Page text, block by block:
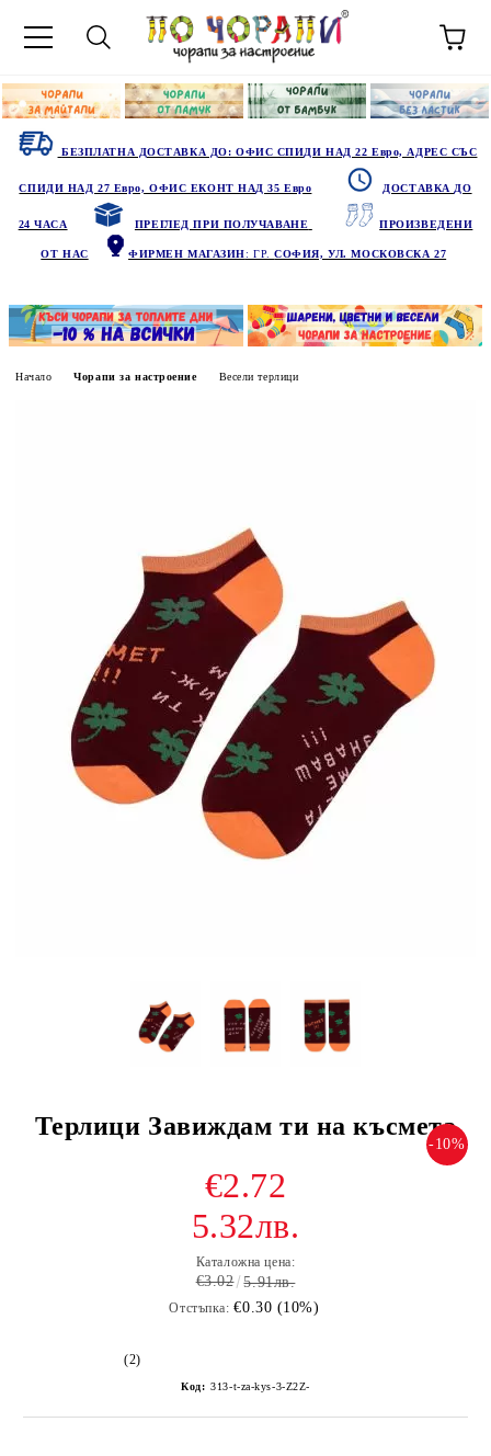
БЕЗПЛАТНА ДОСТАВКА ДО: ОФИС СПИДИ НАД 22 Евро, АДРЕС СЪС
СПИДИ НАД 27 Евро, ОФИС ЕКОНТ НАД 35 Евро ДОСТАВКА ДО
24 ЧАСА ПРЕГЛЕД ПРИ ПОЛУЧАВАНЕ ПРОИЗВЕДЕНИ
ОТ НАС ФИРМЕН МАГАЗИН: ГР.СОФИЯ, УЛ. МОСКОВСКА 27
Начало Чорапи за настроение Весели терлици
Терлици Завиждам ти на късмета
-10%
€2.72
5.32лв.
Каталожна цена:
€3.02 5.91лв.
Отстъпка: €0.30 (10%)
(2)
Код: 313-t-za-kys-3-Z2Z-